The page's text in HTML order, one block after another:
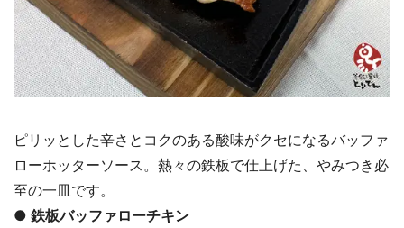
ピリッとした辛さとコクのある酸味がクセになるバッファ
ローホッターソース。熱々の鉄板で仕上げた、やみつき必
至の一皿です。
● 鉄板バッファローチキン